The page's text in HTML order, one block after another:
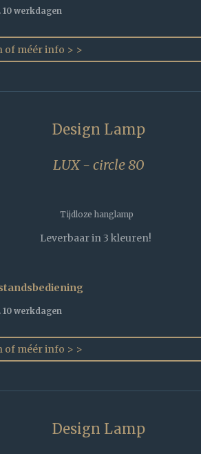
werkdagen
of méér info > >
Design Lamp
LUX - circle 80
Tijdloze hanglamp
Leverbaar in 3 kleuren!
werkdagen
of méér info > >
Design Lamp